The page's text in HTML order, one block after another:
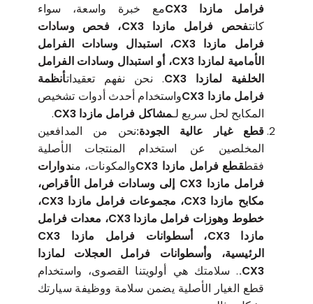
فرامل مازدا CX3
مع خبرة واسعة، سواء
كانت
فحص فرامل مازدا CX3، فحص وسادات
فرامل مازدا CX3، استبدال وسادات الفرامل
الأمامية لمازدا CX3، أو استبدال وسادات الفرامل
الخلفية لمازدا CX3
. نحن نفهم تعقيداتأنظمة
فرامل مازدا CX3
واستخدام أحدث أدوات تشخيص
المكابح لحل سريع لـمشاكل فرامل مازدا CX3
.
قطع غيار عالية الجودة:نحن من المدافعين
المخلصين عن استخدام المنتجات الأصلية
فقطقطع فرامل مازدا CX3 والمكونات، مندوارات
فرامل مازدا CX3 إلى وسادات فرامل الأقراص،
مكابح مازدا CX3، مجموعات فرامل مازدا CX3،
خطوط وهوزات فرامل مازدا CX3، معدات فرامل
مازدا CX3، أسطوانات فرامل مازدا CX3
الرئيسية، وأسطوانات فرامل العجلات لمازدا
CX3. . سلامتك هي أولويتنا القصوى، واستخدام
قطع الغيار الأصلية يضمن سلامة ووظيفة سيارتك